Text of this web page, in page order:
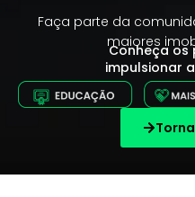
Faça parte da
maiores
Conheça os
impulsionar